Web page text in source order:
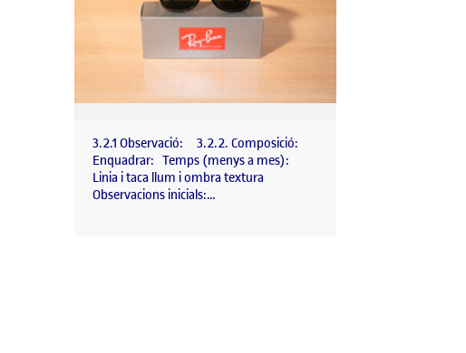
3.2.1 Observació: 3.2.2. Composició:
Enquadrar: Temps (menys a mes):
Linia i taca llum i ombra textura
Observacions inicials:…